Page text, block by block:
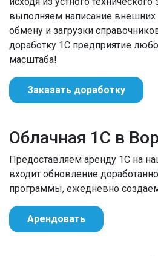
выполняем написание внешних
обмену и загрузки
доработку 1С предприятие
масштаба!
Заказать доработку
Облачная 1С в
Предоставляем аренду 1С на
входит обновление
программы, ежедневно
Арендовать